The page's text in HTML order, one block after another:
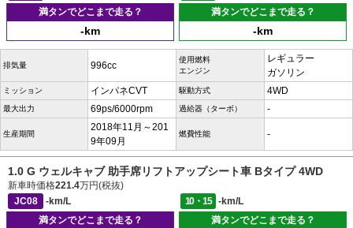
満タンでどこまで走る？
-km
満タンでどこまで走る？
-km
排気量 996cc
使用燃料
エンジン
レギュラー
ガソリン
ミッション インパネCVT 駆動方式 4WD
最大出力 69ps/6000rpm 過給器（ターボ） -
生産期間
2018年11月～201
9年09月
燃費性能 -
1.0 G ウェルキャブ 助手席リフトアップシート車 Bタイプ 4WD
新車時価格221.4万円(税抜)
JC08
-km/L 10・15
-km/L
満タンでどこまで走る？
満タンでどこまで走る？